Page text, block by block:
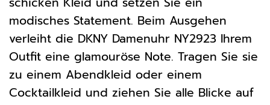
modisches Statement. Beim Ausgehen
verleiht die DKNY Damenuhr NY2923 Ihrem
Outfit eine glamouröse Note. Tragen Sie sie
zu einem Abendkleid oder einem
Cocktailkleid und ziehen Sie alle Blicke auf